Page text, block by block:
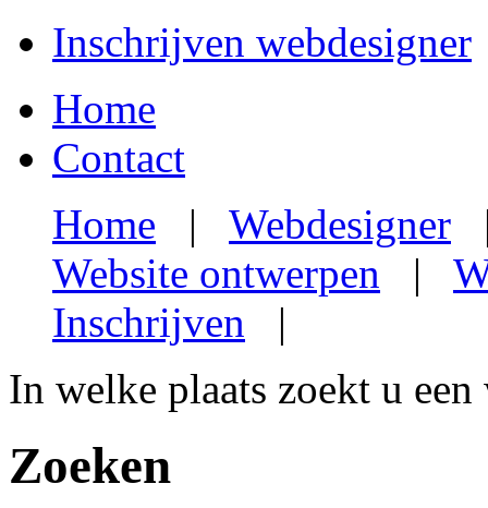
Inschrijven webdesigner
Home
Contact
Home | Webdesigner
Website ontwerpen |
Inschrijven |
In welke plaats zoekt u een
Zoeken